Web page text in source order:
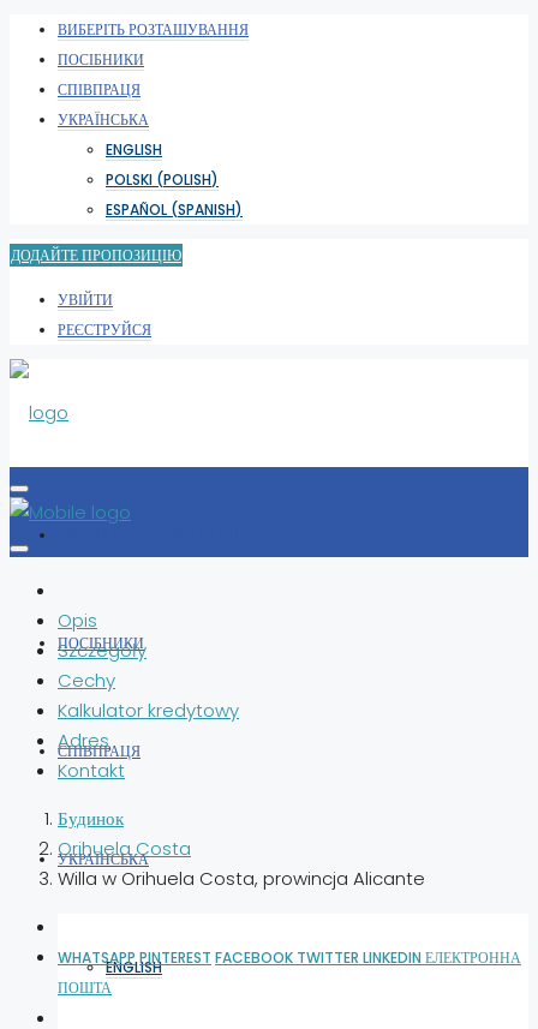
ВИБЕРІТЬ РОЗТАШУВАННЯ
ПОСІБНИКИ
СПІВПРАЦЯ
УКРАЇНСЬКА
ENGLISH
POLSKI (POLISH)
ESPAÑOL (SPANISH)
ДОДАЙТЕ ПРОПОЗИЦІЮ
УВІЙТИ
РЕЄСТРУЙСЯ
ПОСІБНИКИ
СПІВПРАЦЯ
УКРАЇНСЬКА
ENGLISH
Opis
Szczegóły
Cechy
Kalkulator kredytowy
Adres
Kontakt
Будинок
Orihuela Costa
Willa w Orihuela Costa, prowincja Alicante
WHATSAPPPINTEREST FACEBOOK TWITTER LINKEDIN ЕЛЕКТРОННА
ПОШТА